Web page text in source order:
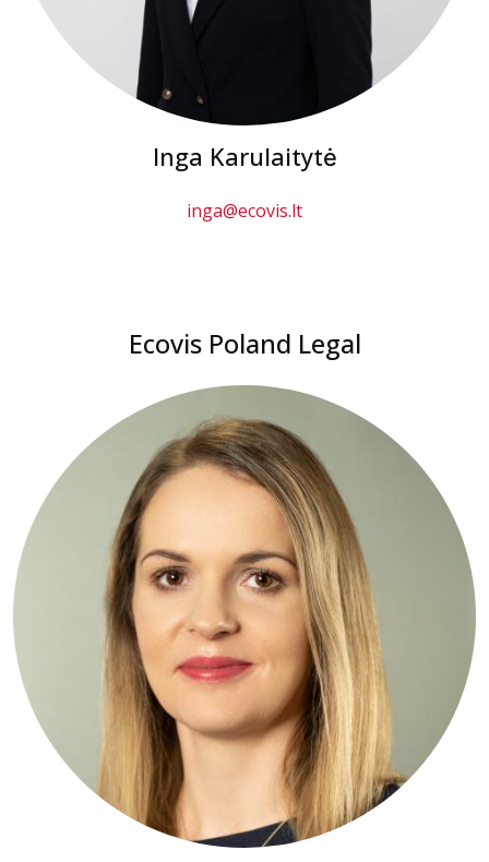
Inga Karulaitytė
inga@ecovis.lt
Ecovis Poland Legal